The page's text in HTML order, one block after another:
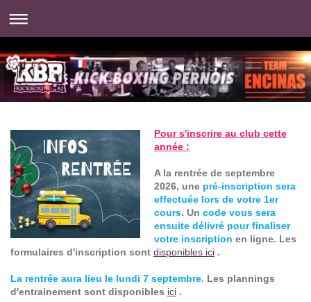
Pour s'inscrire au club cette
année :
A la rentrée de septembre
2026, une pré-inscription sera
effectuée lors de votre 1er
cours. Un code vous sera
ensuite délivré pour finaliser
votre inscription en ligne. Les
formulaires d'inscription sont disponibles ici .
La rentrée aura lieu le lundi 7 septembre. Les plannings
d'entrainement sont disponibles ici .